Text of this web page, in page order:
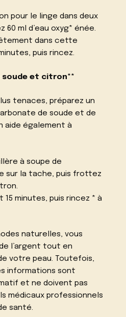
pour le linge dans deux
60 ml d’eau oxyg* énée.
dans cette
puis rincez.
soude et citron**
tenaces, préparez un
de soude et de
aide également à
à soupe de
sur la tache, puis frottez
15 minutes, puis rincez * à
naturelles, vous
l’argent tout en
votre peau. Toutefois,
informations sont
et ne doivent pas
médicaux professionnels
santé.